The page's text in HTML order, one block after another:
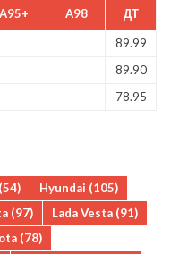
A95+ A98 ДТ
89.99
89.90
78.95
(54) Hyundai (105)
(97) Lada Vesta (91)
(78)